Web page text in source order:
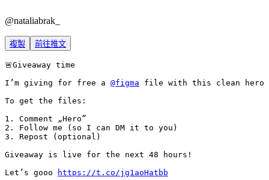
@nataliabrak_
複製 前往推文
🚨Giveaway time
I’m giving for free a @figma file with this clean hero
To get the files:
1. Comment „Hero”
2. Follow me (so I can DM it to you)
3. Repost (optional)
Giveaway is live for the next 48 hours!
Let’s gooo
https://t.co/jg1aoHatbb